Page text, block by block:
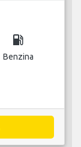
local_gas_station
Benzina